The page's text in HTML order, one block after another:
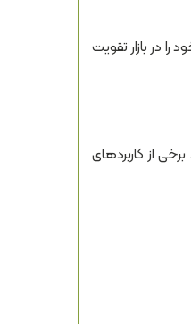
در بازار تقویت
از کاربردهای